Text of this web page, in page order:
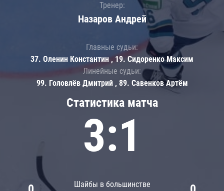
Статистика матча
3:1
Шайбы в большинстве
Тренер:
Назаров Андрей
Главные судьи:
37. Оленин Константин , 19. Сидоренко Максим
Линейные судьи:
99. Головлёв Дмитрий , 89. Савенков Артём